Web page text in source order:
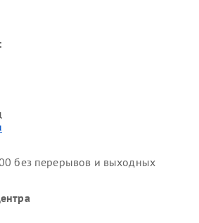
без перерывов и выходных